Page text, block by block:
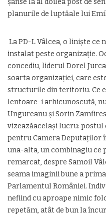
șanse la al doilea post de
planurile de luptăale lui
La PD-L Vâlcea, o liniște ce
instalat peste organizație.
concediu, liderul Dorel
soarta organizației, care
structurile din teritoriu. Ce
lentoare-i arhicunoscută,
Ungureanu și Sorin
vizeazăacelași lucru:
pentru Camera Deputaților
una-alta, un combinagiu ce
remarcat, despre Samoil
seama imaginii bune a
Parlamentul României.
nefiind cu aproape nimic
repetăm, atât de bun la